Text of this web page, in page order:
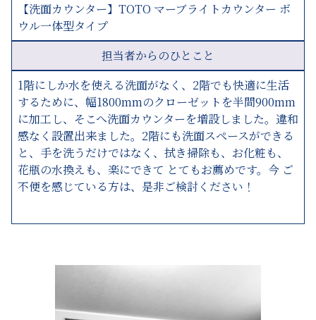
【洗面カウンター】TOTO マーブライトカウンター ボ
ウル一体型タイプ
担当者からのひとこと
1階にしか水を使える洗面がなく、2階でも快適に生活
するために、幅1800mmのクローゼットを半間900mm
に加工し、そこへ洗面カウンターを増設しました。違和
感なく設置出来ました。2階にも洗面スペースができる
と、手を洗うだけではなく、拭き掃除も、お化粧も、
花瓶の水換えも、楽にできて とてもお薦めです。今 ご
不便を感じている方は、是非ご検討ください！